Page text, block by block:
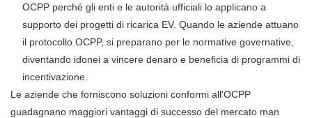
OCPP perché gli enti e le autorità ufficiali lo applicano a
supporto dei progetti di ricarica EV. Quando le aziende attuano
il protocollo OCPP, si preparano per le normative governative,
diventando idonei a vincere denaro e beneficia di programmi di
incentivazione.
Le aziende che forniscono soluzioni conformi all'OCPP
guadagnano maggiori vantaggi di successo del mercato man